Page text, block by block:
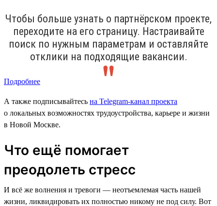
Чтобы больше узнать о партнёрском проекте,
переходите на его страницу. Настраивайте
поиск по нужным параметрам и оставляйте
отклики на подходящие вакансии.
Подробнее
А также подписывайтесь на Telegram-канал проекта
о локальных возможностях трудоустройства, карьере и жизни
в Новой Москве.
Что ещё помогает
преодолеть стресс
И всё же волнения и тревоги — неотъемлемая часть нашей
жизни, ликвидировать их полностью никому не под силу. Вот